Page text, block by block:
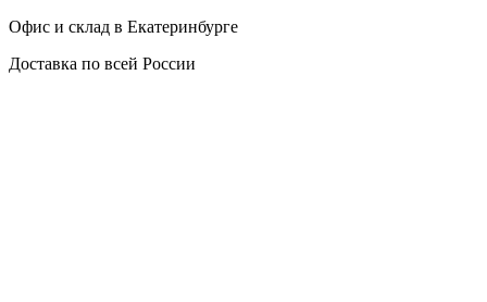
Офис и склад в Екатеринбурге
Доставка по всей России